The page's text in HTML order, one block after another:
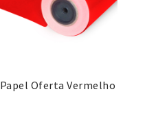
Papel Oferta Vermelho